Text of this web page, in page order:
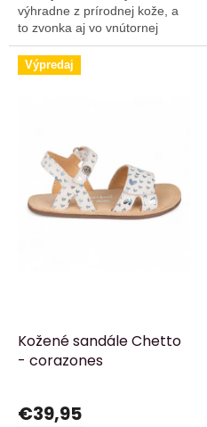
výhradne z prírodnej kože, a
to zvonka aj vo vnútornej
podšívke, čo im dodáva
mäkkosť, priedušnosť a vyššiu
odolnosť.
Výpredaj
Kožené sandále Chetto
- corazones
€39,95